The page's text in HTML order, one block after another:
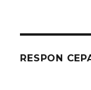
RESPON